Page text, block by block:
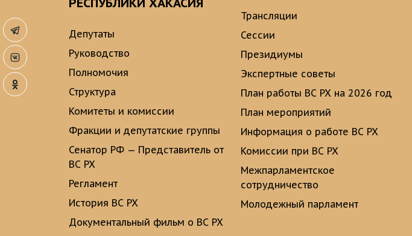
Депутаты
Руководство
Полномочия
Структура
Комитеты и комиссии
Фракции и депутатские группы
Сенатор РФ — Представитель от
ВС РХ
Регламент
История ВС РХ
Документальный фильм о ВС РХ
Трансляции
Сессии
Президиумы
Экспертные советы
План работы ВС РХ на 2026 год
План мероприятий
Информация о работе ВС РХ
Комиссии при ВС РХ
Межпарламентское
сотрудничество
Молодежный парламент